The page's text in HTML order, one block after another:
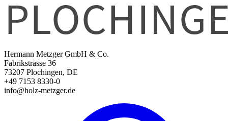
Hermann Metzger GmbH & Co.
Fabrikstrasse 36
73207 Plochingen, DE
+49 7153 8330-0
info@holz-metzger.de